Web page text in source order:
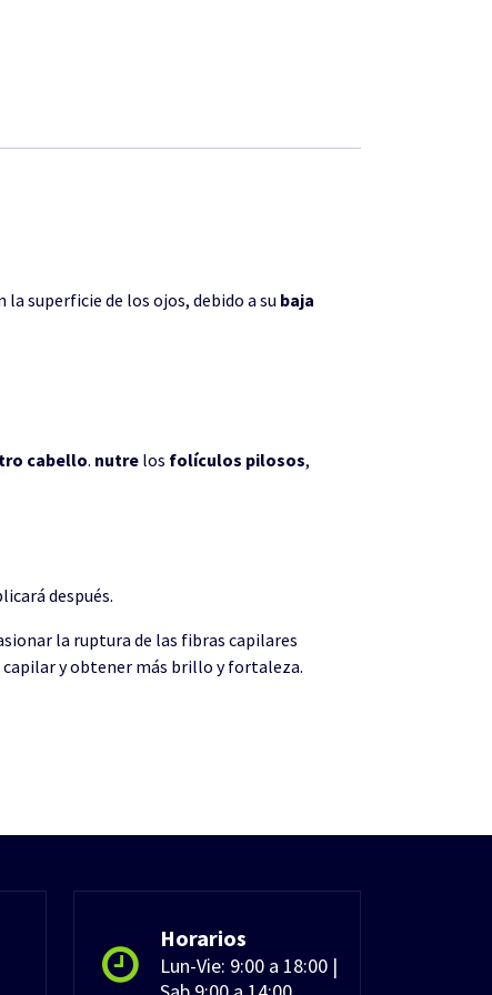
la superficie de los ojos, debido a su baja
cabello. nutre los folículos pilosos,
después.
la ruptura de las fibras capilares
capilar y obtener más brillo y fortaleza.
Horarios
Lun-Vie: 9:00 a 18:00 |